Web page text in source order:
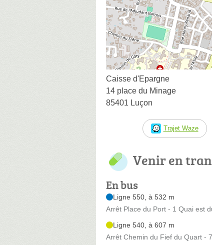
Caisse d'Epargne
14 place du Minage
85401 Luçon
Trajet Waze
Venir en
En bus
Ligne 550, à 532 m
Arrêt Place du Port - 1 Quai est
Ligne 540, à 607 m
Arrêt Chemin du Fief du Quart -